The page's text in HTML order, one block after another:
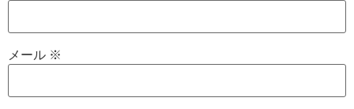
メール ※